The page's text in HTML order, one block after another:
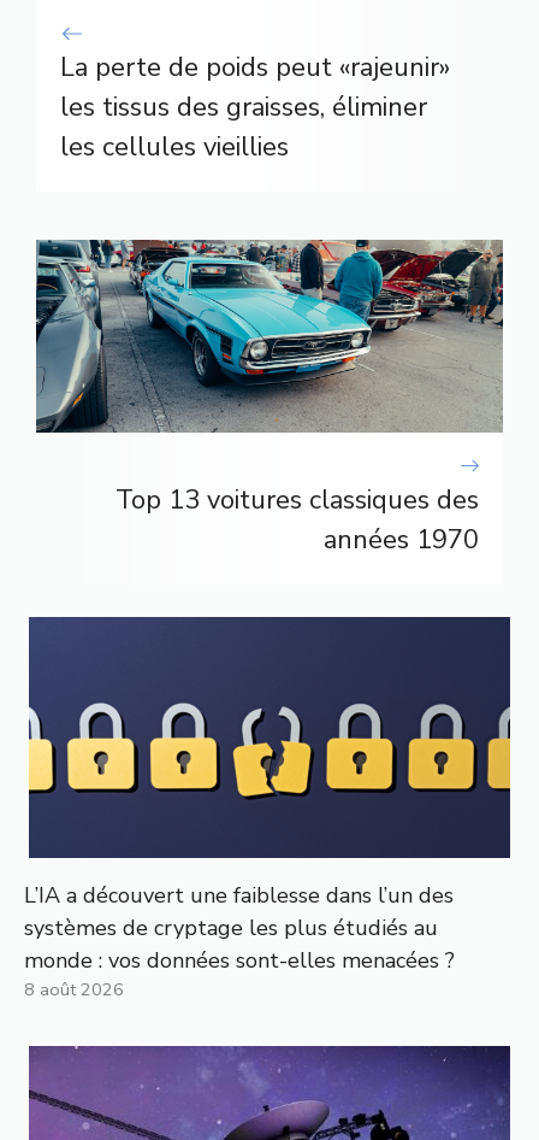
La perte de poids peut «rajeunir»
les tissus des graisses, éliminer
les cellules vieillies
Top 13 voitures classiques des
années 1970
L’IA a découvert une faiblesse dans l’un des
systèmes de cryptage les plus étudiés au
monde : vos données sont-elles menacées ?
8 août 2026